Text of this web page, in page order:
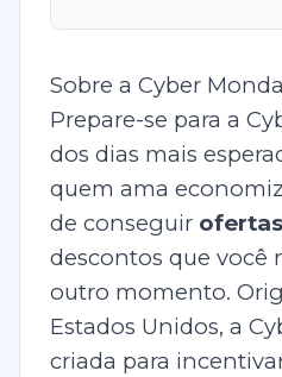
Sobre a Cyber
Prepare-se para a
dos dias mais
quem ama
de conseguir
descontos que você
outro momento.
Estados Unidos, a
criada para